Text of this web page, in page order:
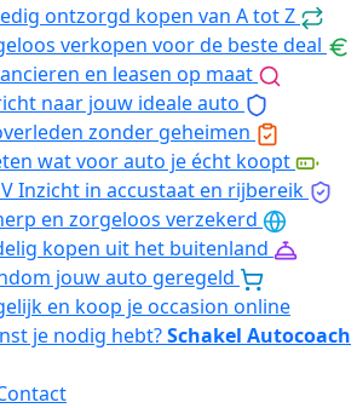
ontzorgd kopen van A tot Z
verkopen voor de beste deal
en leasen op maat
naar jouw ideale auto
zonder geheimen
wat voor auto je écht koopt
Inzicht in accustaat en rijbereik
en zorgeloos verzekerd
kopen uit het buitenland
jouw auto geregeld
en koop je occasion online
je nodig hebt?Schakel Autocoach